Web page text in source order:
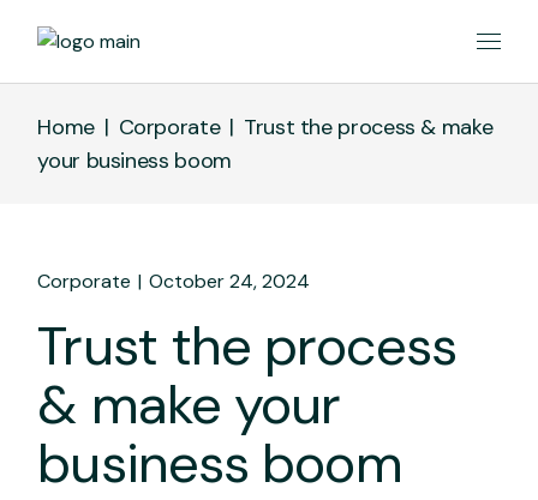
Home Corporate
Trust the process & make
your business boom
Corporate October 24, 2024
Trust the process
& make your
business boom